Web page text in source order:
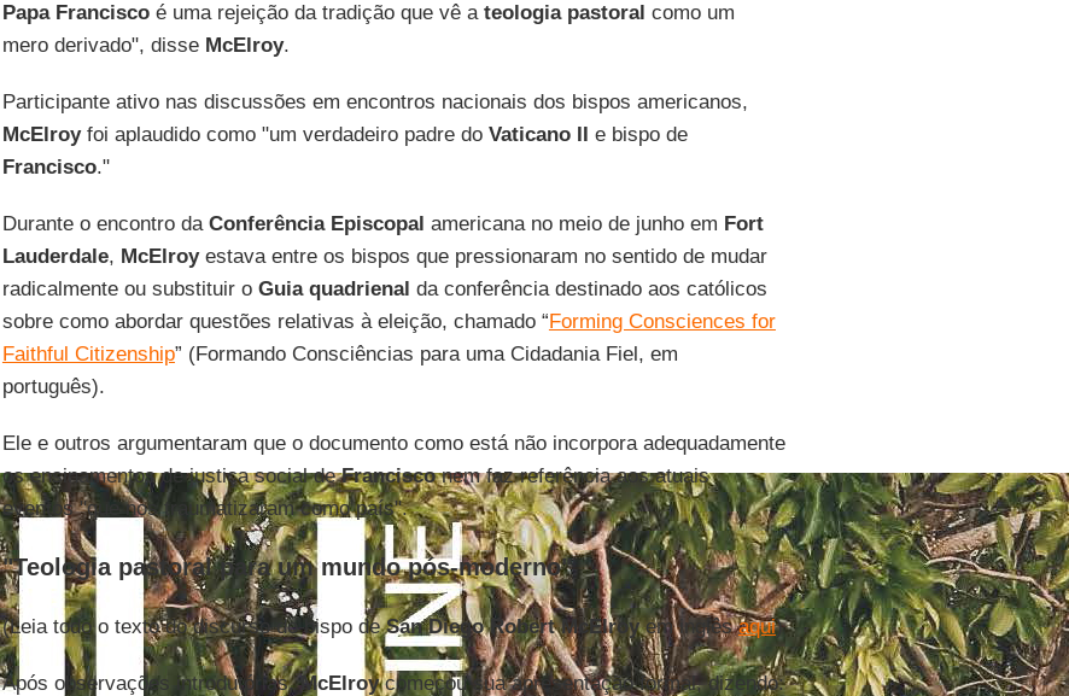
Papa Franciscoé uma rejeição da tradição que vê a teologia pastoral como um
mero derivado", disse McElroy.
Participante ativo nas discussões em encontros nacionais dos bispos americanos,
McElroyfoi aplaudido como "um verdadeiro padre do Vaticano II e bispo de
Francisco."
Durante o encontro da Conferência Episcopal americana no meio de junho em Fort
Lauderdale, McElroyestava entre os bispos que pressionaram no sentido de mudar
radicalmente ou substituir o Guia quadrienal da conferência destinado aos católicos
sobre como abordar questões relativas à eleição, chamado “Forming Consciences for
Faithful Citizenship” (Formando Consciências para uma Cidadania Fiel, em
português).
Ele e outros argumentaram que o documento como está não incorpora adequadamente
os ensinamentos de justiça social deFrancisconem faz referência aos atuais
eventos "que nos traumatizaram como país".
"Teologia pastoral para um mundo pós-moderno"
(Leia todo o texto do discurso do bispo deSan Diego Robert McElroyem inglêsaqui)
Após observações introdutórias,McElroycomeçou sua apresentação formal, dizendo: